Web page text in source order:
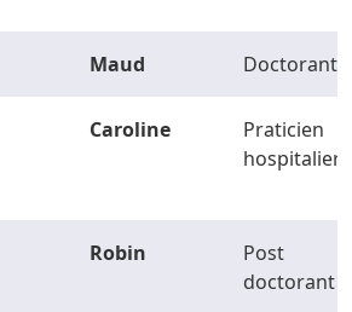
Maud Doctorant
Caroline
Praticien
hospitalier
Robin
Post
doctorant